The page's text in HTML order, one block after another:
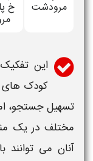
مرودشت خ
این تفکیک
کودک های
تسهیل جستجو،
مختلف در یک
آنان می توانند با